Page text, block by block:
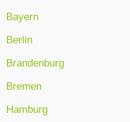
Bayern
Berlin
Brandenburg
Bremen
Hamburg